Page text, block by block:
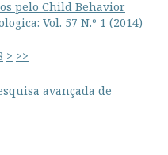
pelo Child Behavior
Vol. 57 N.º 1 (2014)
> >>
avançada de